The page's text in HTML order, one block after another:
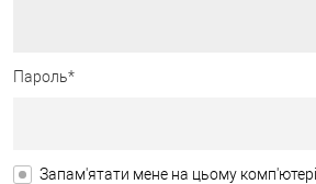
Пароль*
Запам'ятати мене на цьому комп'ютері